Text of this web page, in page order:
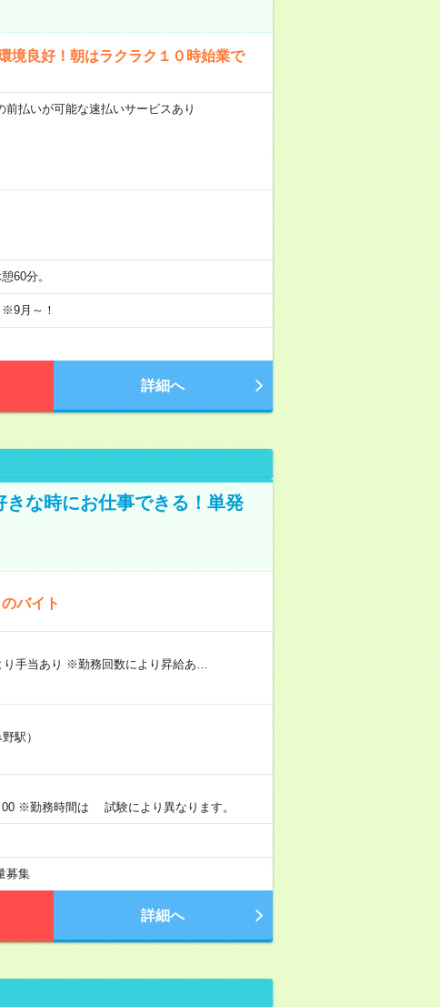
境良好！朝はラクラク１０時始業で
払いが可能な速払いサービスあり
60分。
月～！
詳細へ
な時にお仕事できる！単発
バイト
手当あり ※勤務回数により昇給あ…
駅）
00 ※勤務時間は 試験により異なります。
募集
詳細へ